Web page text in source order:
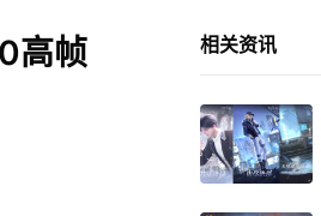
高帧
相关资讯